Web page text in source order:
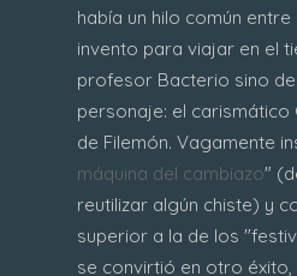
había un hilo común
invento para viajar en el
profesor Bacterio sino de
personaje: el carismático
de Filemón. Vagamente
máquina del cambiazo"
reutilizar algún chiste) y
superior a la de los
se convirtió en otro éxito,